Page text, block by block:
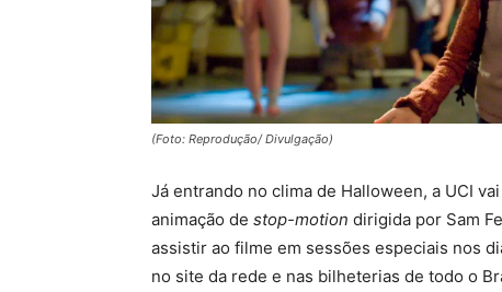
(Foto: Reprodução/ Divulgação)
Já entrando no clima de Halloween, a UCI
animação de stop-motion dirigida por Sam
assistir ao filme em sessões especiais nos
no site da rede e nas bilheterias de todo o